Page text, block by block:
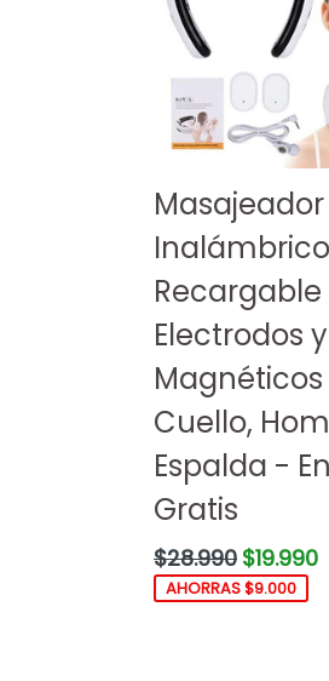
Masajeador
Inalámbrico
Electrodos
Magnéticos
Cuello,
Espalda -
Gratis
Precio
habitual
$28.990 $19.990
AHORRAS $9.000